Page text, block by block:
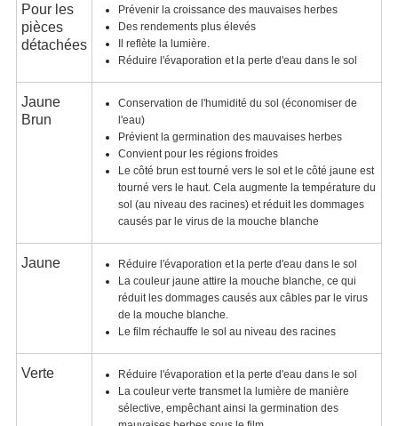
Pour les
pièces
détachées
Prévenir la croissance des mauvaises herbes
Des rendements plus élevés
Il reflète la lumière.
Réduire l'évaporation et la perte d'eau dans le sol
Jaune
Brun
Conservation de l'humidité du sol (économiser de
l'eau)
Prévient la germination des mauvaises herbes
Convient pour les régions froides
Le côté brun est tourné vers le sol et le côté jaune est
tourné vers le haut. Cela augmente la température du
sol (au niveau des racines) et réduit les dommages
causés par le virus de la mouche blanche
Jaune
Réduire l'évaporation et la perte d'eau dans le sol
La couleur jaune attire la mouche blanche, ce qui
réduit les dommages causés aux câbles par le virus
de la mouche blanche.
Le film réchauffe le sol au niveau des racines
Verte
Réduire l'évaporation et la perte d'eau dans le sol
La couleur verte transmet la lumière de manière
sélective, empêchant ainsi la germination des